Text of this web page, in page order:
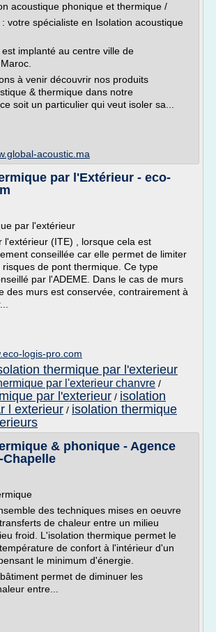
acoustique phonique et thermique /
votre spécialiste en Isolation acoustique
implanté au centre ville de
à venir découvrir nos produits
& thermique dans notre
soit un particulier qui veut isoler sa...
acoustic.ma
par l'Extérieur - eco-
par l'extérieur
l'extérieur (ITE) , lorsque cela est
conseillée car elle permet de limiter
de pont thermique. Ce type
par l'ADEME. Dans le cas de murs
des murs est conservée, contrairement à
logis-pro.com
thermique par l'exterieur
par l'exterieur chanvre /
par l'exterieur / isolation
l exterieur / isolation thermique
& phonique - Agence
Chapelle
des techniques mises en oeuvre
de chaleur entre un milieu
froid. L'isolation thermique permet le
de confort à l'intérieur d'un
le minimum d'énergie.
permet de diminuer les
entre...